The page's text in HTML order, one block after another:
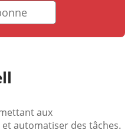
aux
automatiser des tâches.